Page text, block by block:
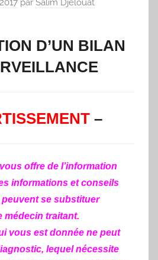
par Salim Djelouat
D’UN BILAN
–
offre de l’information
informations et conseils
se substituer
médecin traitant.
vous est donnée ne peut
lequel nécessite